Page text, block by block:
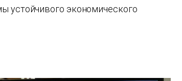
устойчивого экономического